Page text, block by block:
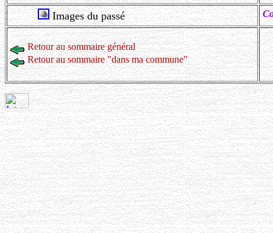
Images du passé
Retour au sommaire général
Retour au sommaire "dans ma commune"